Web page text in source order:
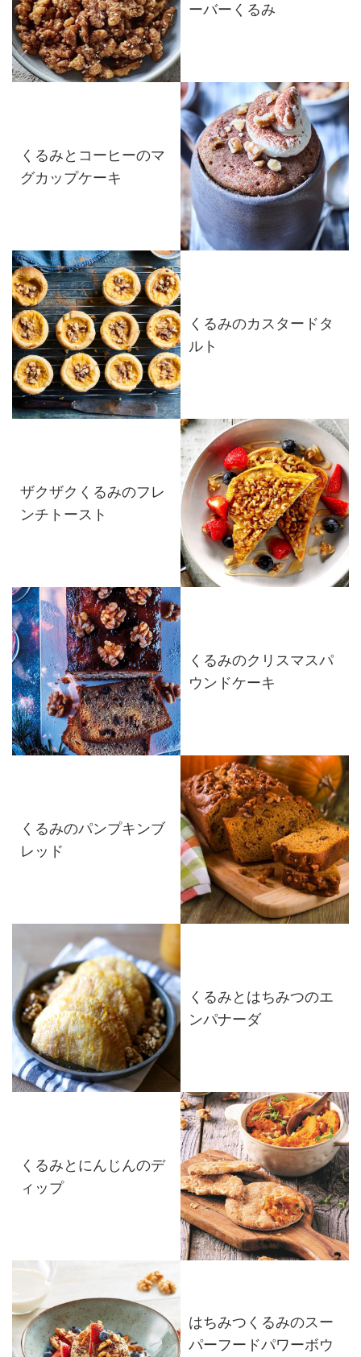
ーバーくるみ
くるみとコーヒーのマ
グカップケーキ
くるみのカスタードタ
ルト
ザクザクくるみのフレ
ンチトースト
くるみのクリスマスパ
ウンドケーキ
くるみのパンプキンブ
レッド
くるみとはちみつのエ
ンパナーダ
くるみとにんじんのデ
ィップ
はちみつくるみのスー
パーフードパワーボウ